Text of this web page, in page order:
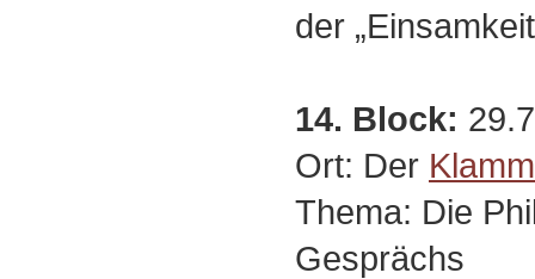
der
14. Block:
Ort: Der
Thema: Die
Gesprächs